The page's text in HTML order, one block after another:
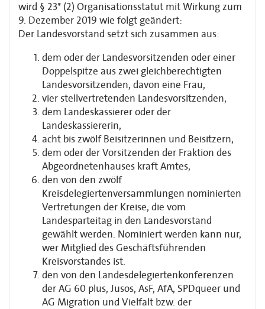
wird § 23* (2) Organisationsstatut mit Wirkung zum
9. Dezember 2019 wie folgt geändert:
Der Landesvorstand setzt sich zusammen aus:
dem oder der Landesvorsitzenden oder einer
Doppelspitze aus zwei gleichberechtigten
Landesvorsitzenden, davon eine Frau,
vier stellvertretenden Landesvorsitzenden,
dem Landeskassierer oder der
Landeskassiererin,
acht bis zwölf Beisitzerinnen und Beisitzern,
dem oder der Vorsitzenden der Fraktion des
Abgeordnetenhauses kraft Amtes,
den von den zwölf
Kreisdelegiertenversammlungen nominierten
Vertretungen der Kreise, die vom
Landesparteitag in den Landesvorstand
gewählt werden. Nominiert werden kann nur,
wer Mitglied des Geschäftsführenden
Kreisvorstandes ist.
den von den Landesdelegiertenkonferenzen
der AG 60 plus, Jusos, AsF, AfA, SPDqueer und
AG Migration und Vielfalt bzw. der